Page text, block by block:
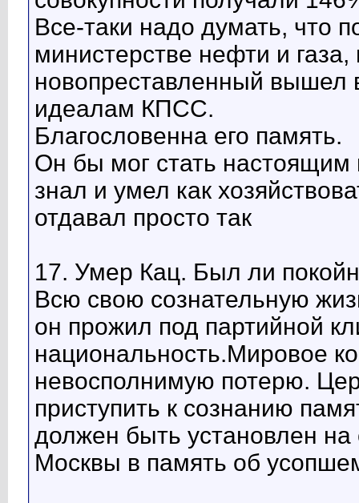
Все-таки надо думать, что
министерстве нефти и
новопреставленный вышел
идеалам КПСС.
Благословенна его память.
Он бы мог стать
знал и умел как
отдавал просто так
17. Умер Кац. Был ли
Всю свою сознательную
он прожил под партийной
национальность.Мировое
невосполнимую потерю.
приступить к сознанию
должен быть установлен
Москвы в память об